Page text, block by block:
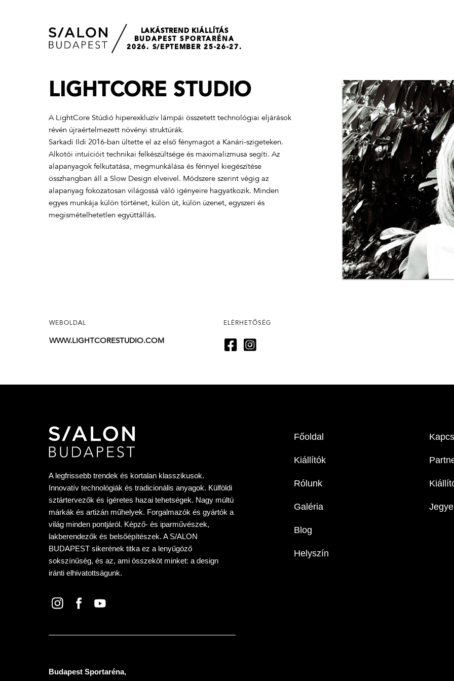
LAKÁSTREND KIÁLLÍTÁS
BUDAPEST SPORTARÉNA
2026. S/EPTEMBER 25-26-27.
LIGHTCORE STUDIO
A LightCore Stúdió hiperexkluzív lámpái összetett technológiai eljárások
révén újraértelmezett növényi struktúrák.
Sarkadi Ildi 2016-ban ültette el az első fénymagot a Kanári-szigeteken.
Alkotói intuícióit technikai felkészültsége és maximalizmusa segíti. Az
alapanyagok felkutatása, megmunkálása és fénnyel kiegészítése
összhangban áll a Slow Design elveivel. Módszere szerint végig az
alapanyag fokozatosan világossá váló igényeire hagyatkozik. Minden
egyes munkája külön történet, külön út, külön üzenet, egyszeri és
megismételhetetlen együttállás.
WEBOLDAL
WWW.LIGHTCORESTUDIO.COM
ELÉRHETŐSÉG
A legfrissebb trendek és kortalan klasszikusok.
Innovatív technológiák és tradicionális anyagok. Külföldi
sztártervezők és ígéretes hazai tehetségek. Nagy múltú
márkák és artizán műhelyek. Forgalmazók és gyártók a
világ minden pontjáról. Képző- és iparművészek,
lakberendezők és belsőépítészek. A S/ALON
BUDAPEST sikerének titka ez a lenyűgöző
sokszínűség, és az, ami összeköt minket: a design
iránti elhivatottságunk.
Budapest Sportaréna,
Főoldal
Kiállítók
Rólunk
Galéria
Blog
Helyszín